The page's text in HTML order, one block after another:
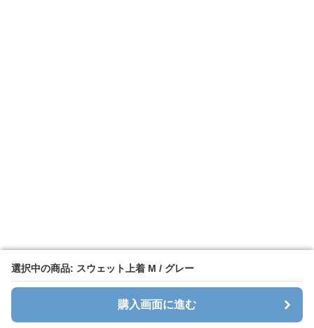
選択中の商品: スウェット上着 M / グレー
購入画面に進む
選択中の商品: スウェット上着 M / グレー
購入画面に進む